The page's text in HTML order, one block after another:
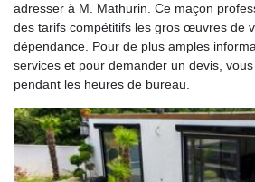
adresser à M. Mathurin. Ce maçon
des tarifs compétitifs les gros œuvres de
dépendance. Pour de plus amples
services et pour demander un devis,
pendant les heures de bureau.